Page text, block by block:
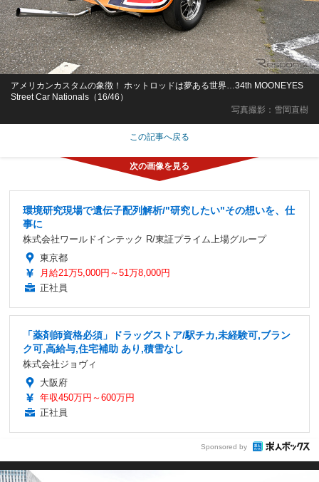
写真撮影：雪岡直樹
アメリカンカスタムの象徴！ ホットロッドは夢ある世界…34th MOONEYES
Street Car Nationals（16/46）
この記事へ戻る
環境研究現場で遺伝子配列解析/"研究したい"その想いを、仕
事に
株式会社ワールドインテック R/東証プライム上場グループ
東京都
月給21万5,000円～51万8,000円
正社員
「薬剤師資格必須」ドラッグストア/駅チカ,未経験可,ブラン
ク可,高給与,住宅補助 あり,積雪なし
株式会社ジョヴィ
大阪府
年収450万円～600万円
正社員
Sponsored by